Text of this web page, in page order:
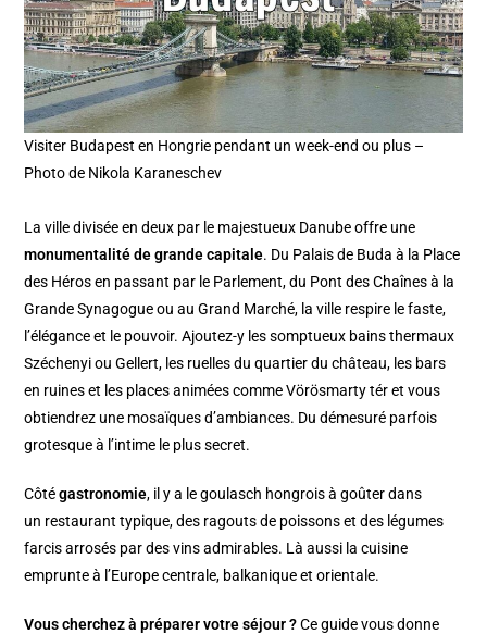
Visiter Budapest en Hongrie pendant un week-end ou plus –
Photo de Nikola Karaneschev
La ville divisée en deux par le majestueux Danube offre une
monumentalité de grande capitale. Du Palais de Buda à la Place
des Héros en passant par le Parlement, du Pont des Chaînes à la
Grande Synagogue ou au Grand Marché, la ville respire le faste,
l’élégance et le pouvoir. Ajoutez-y les somptueux bains thermaux
Széchenyi ou Gellert, les ruelles du quartier du château, les bars
en ruines et les places animées comme Vörösmarty tér et vous
obtiendrez une mosaïques d’ambiances. Du démesuré parfois
grotesque à l’intime le plus secret.
Côtégastronomie, il y a le goulasch hongrois à goûter dans
un restaurant typique, des ragouts de poissons et des légumes
farcis arrosés par des vins admirables. Là aussi la cuisine
emprunte à l’Europe centrale, balkanique et orientale.
Vous cherchez à préparer votre séjour ?Ce guide vous donne